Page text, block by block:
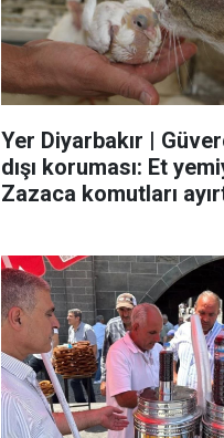
Yer Diyarbakır |
dışı koruması: Et
Zazaca komutları